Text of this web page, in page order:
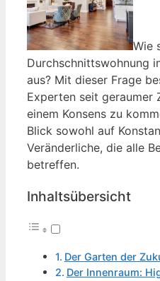
Wie
Durchschnittswohnung
aus? Mit dieser Frage
Experten seit geraumer
einem Konsens zu
Blick sowohl auf
Veränderliche, die alle
betreffen.
Inhaltsübersicht
Der Garten der
Der Innenraum: